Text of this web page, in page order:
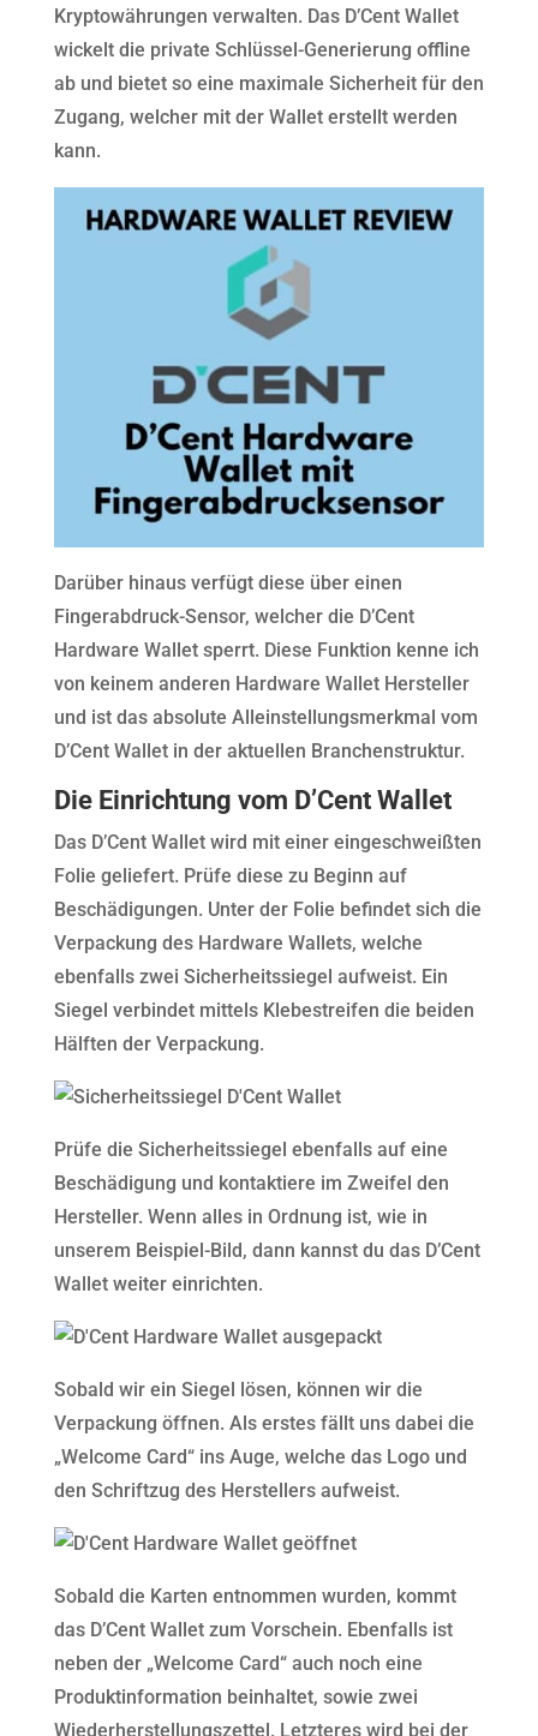
Kryptowährungen verwalten. Das D’Cent Wallet
wickelt die private Schlüssel-Generierung offline
ab und bietet so eine maximale Sicherheit für den
Zugang, welcher mit der Wallet erstellt werden
kann.
Darüber hinaus verfügt diese über einen
Fingerabdruck-Sensor, welcher die D’Cent
Hardware Wallet sperrt. Diese Funktion kenne ich
von keinem anderen Hardware Wallet Hersteller
und ist das absolute Alleinstellungsmerkmal vom
D’Cent Wallet in der aktuellen Branchenstruktur.
Die Einrichtung vom D’Cent Wallet
Das D’Cent Wallet wird mit einer eingeschweißten
Folie geliefert. Prüfe diese zu Beginn auf
Beschädigungen. Unter der Folie befindet sich die
Verpackung des Hardware Wallets, welche
ebenfalls zwei Sicherheitssiegel aufweist. Ein
Siegel verbindet mittels Klebestreifen die beiden
Hälften der Verpackung.
Prüfe die Sicherheitssiegel ebenfalls auf eine
Beschädigung und kontaktiere im Zweifel den
Hersteller. Wenn alles in Ordnung ist, wie in
unserem Beispiel-Bild, dann kannst du das D’Cent
Wallet weiter einrichten.
Sobald wir ein Siegel lösen, können wir die
Verpackung öffnen. Als erstes fällt uns dabei die
„Welcome Card“ ins Auge, welche das Logo und
den Schriftzug des Herstellers aufweist.
Sobald die Karten entnommen wurden, kommt
das D’Cent Wallet zum Vorschein. Ebenfalls ist
neben der „Welcome Card“ auch noch eine
Produktinformation beinhaltet, sowie zwei
Wiederherstellungszettel. Letzteres wird bei der